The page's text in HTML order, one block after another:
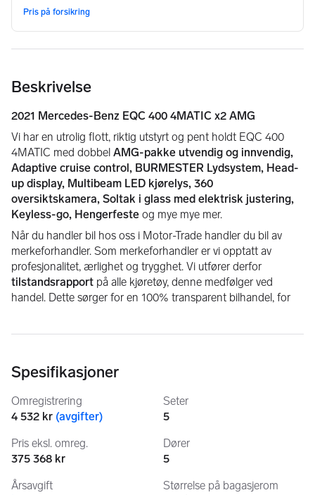
Beskrivelse
2021 Mercedes-Benz EQC 400 4MATIC x2 AMG
Vi har en utrolig flott, riktig utstyrt og pent holdt EQC 400
4MATIC med dobbel AMG-pakke utvendig og innvendig,
Adaptive cruise control, BURMESTER Lydsystem, Head-
up display, Multibeam LED kjørelys, 360
oversiktskamera, Soltak i glass med elektrisk justering,
Keyless-go, Hengerfeste og mye mye mer.
Når du handler bil hos oss i Motor-Trade handler du bil av
merkeforhandler. Som merkeforhandler er vi opptatt av
tilstandsrapport på alle kjøretøy, denne medfølger ved
handel. Dette sørger for en 100% transparent bilhandel, for
Øyvind Gaustad
E-Post:
David Krokli
Mobil: +47 478 73 584
E-Post:
Trond Sjøholt
Mobil: +47 482 63 000
Spesifikasjoner
Omregistrering
4 532 kr (avgifter)
Pris eksl. omreg.
375 368 kr
Årsavgift
Seter
5
Dører
5
Størrelse på bagasjerom